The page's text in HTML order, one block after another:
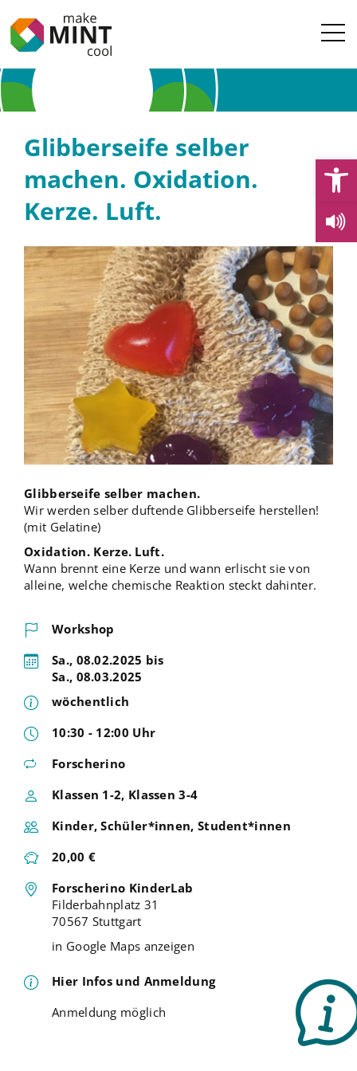
Glibberseife selber
machen. Oxidation.
Kerze. Luft.
Glibberseife selber machen.
Wir werden selber duftende Glibberseife herstellen!
(mit Gelatine)
Oxidation. Kerze. Luft.
Wann brennt eine Kerze und wann erlischt sie von
alleine, welche chemische Reaktion steckt dahinter.
Workshop
Sa., 08.02.2025 bis
Sa., 08.03.2025
wöchentlich
10:30 - 12:00 Uhr
Forscherino
Klassen 1-2, Klassen 3-4
Kinder, Schüler*innen, Student*innen
20,00 €
Forscherino KinderLab
Filderbahnplatz 31
70567 Stuttgart
in Google Maps anzeigen
Hier Infos und Anmeldung
Anmeldung möglich